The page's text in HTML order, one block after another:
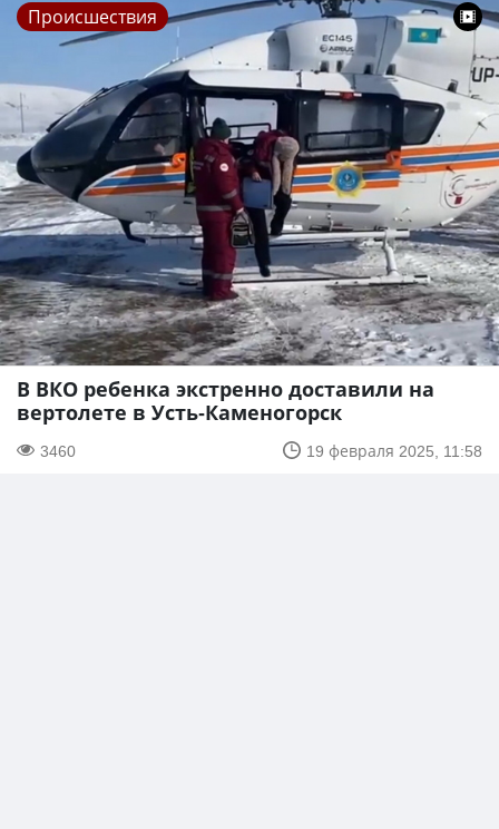
Происшествия
В ВКО ребенка экстренно доставили на
вертолете в Усть-Каменогорск
3460 19 февраля 2025, 11:58